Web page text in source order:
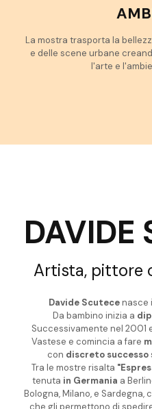
La mostra trasporta la
e delle scene urbane
l'arte e
DAVIDE
Artista, pittore
Davide Scutecenasce
Da bambino inizia a
Successivamente nel 2001
Vastese e comincia a fare
con discreto successo
Tra le mostre risalta
tenuta in Germania a
Bologna, Milano, e